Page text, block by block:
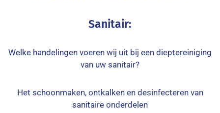
Sanitair:
Welke handelingen voeren wij uit bij een dieptereiniging
van uw sanitair?
Het schoonmaken, ontkalken en desinfecteren van
sanitaire onderdelen